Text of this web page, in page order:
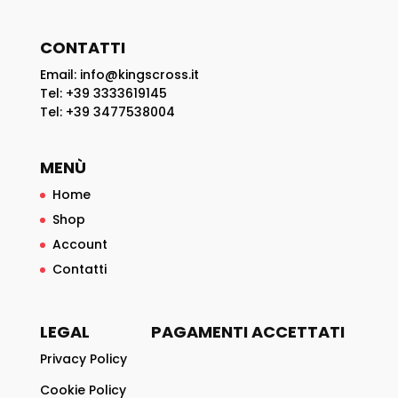
nella
pagina
del
prodotto
CONTATTI
Email: info@kingscross.it
Tel: +39 3333619145
Tel: +39 3477538004
MENÙ
Home
Shop
Account
Contatti
LEGAL
Privacy Policy
Cookie Policy
PAGAMENTI ACCETTATI